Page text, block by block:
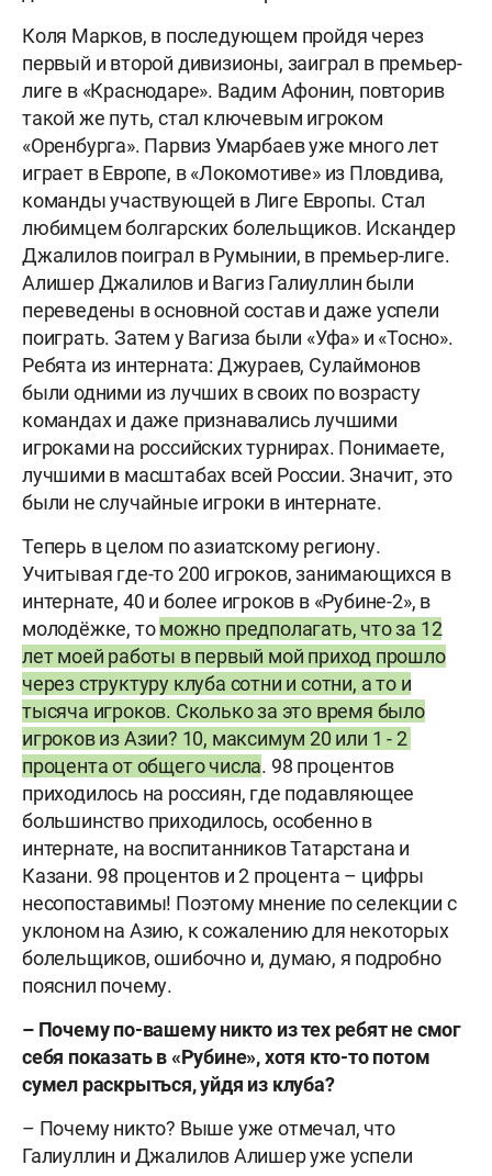
Коля Марков, в последующем пройдя через
первый и второй дивизионы, заиграл в премьер-
лиге в «Краснодаре». Вадим Афонин, повторив
такой же путь, стал ключевым игроком
«Оренбурга». Парвиз Умарбаев уже много лет
играет в Европе, в «Локомотиве» из Пловдива,
команды участвующей в Лиге Европы. Стал
любимцем болгарских болельщиков. Искандер
Джалилов поиграл в Румынии, в премьер-лиге.
Алишер Джалилов и Вагиз Галиуллин были
переведены в основной состав и даже успели
поиграть. Затем у Вагиза были «Уфа» и «Тосно».
Ребята из интерната: Джураев, Сулаймонов
были одними из лучших в своих по возрасту
командах и даже признавались лучшими
игроками на российских турнирах. Понимаете,
лучшими в масштабах всей России. Значит, это
были не случайные игроки в интернате.
Теперь в целом по азиатскому региону.
Учитывая где-то 200 игроков, занимающихся в
интернате, 40 и более игроков в «Рубине-2», в
молодёжке, томожно предполагать, что за 12
лет моей работы в первый мой приход прошло
через структуру клуба сотни и сотни, а то и
тысяча игроков. Сколько за это время было
игроков из Азии? 10, максимум 20 или 1 - 2
процента от общего числа. 98 процентов
приходилось на россиян, где подавляющее
большинство приходилось, особенно в
интернате, на воспитанников Татарстана и
Казани. 98 процентов и 2 процента – цифры
несопоставимы! Поэтому мнение по селекции с
уклоном на Азию, к сожалению для некоторых
болельщиков, ошибочно и, думаю, я подробно
пояснил почему.
– Почему по-вашему никто из тех ребят не смог
себя показать в «Рубине», хотя кто-то потом
сумел раскрыться, уйдя из клуба?
– Почему никто? Выше уже отмечал, что
Галиуллин и Джалилов Алишер уже успели